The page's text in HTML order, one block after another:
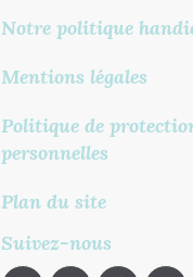
Notre politique
Mentions légales
Politique de
personnelles
Plan du site
Suivez-nous